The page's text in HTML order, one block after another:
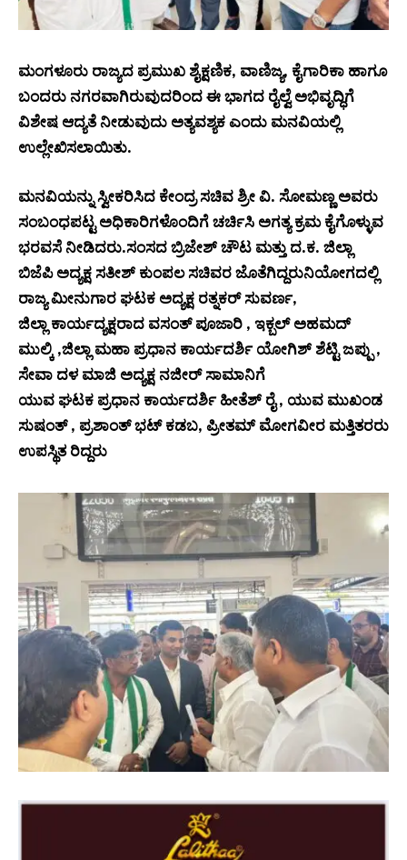
ಮಂಗಳೂರು ರಾಜ್ಯದ ಪ್ರಮುಖ ಶೈಕ್ಷಣಿಕ, ವಾಣಿಜ್ಯ, ಕೈಗಾರಿಕಾ ಹಾಗೂ
ಬಂದರು ನಗರವಾಗಿರುವುದರಿಂದ ಈ ಭಾಗದ ರೈಲ್ವೆ ಅಭಿವೃದ್ಧಿಗೆ
ವಿಶೇಷ ಆದ್ಯತೆ ನೀಡುವುದು ಅತ್ಯವಶ್ಯಕ ಎಂದು ಮನವಿಯಲ್ಲಿ
ಉಲ್ಲೇಖಿಸಲಾಯಿತು.
ಮನವಿಯನ್ನು ಸ್ವೀಕರಿಸಿದ ಕೇಂದ್ರ ಸಚಿವ ಶ್ರೀ ವಿ. ಸೋಮಣ್ಣ ಅವರು
ಸಂಬಂಧಪಟ್ಟ ಅಧಿಕಾರಿಗಳೊಂದಿಗೆ ಚರ್ಚಿಸಿ ಅಗತ್ಯ ಕ್ರಮ ಕೈಗೊಳ್ಳುವ
ಭರವಸೆ ನೀಡಿದರು.ಸಂಸದ ಬ್ರಿಜೇಶ್ ಚೌಟ ಮತ್ತು ದ.ಕ. ಜಿಲ್ಲಾ
ಬಿಜೆಪಿ ಅದ್ಯಕ್ಷ ಸತೀಶ್ ಕುಂಪಲ ಸಚಿವರ ಜೊತೆಗಿದ್ದರುನಿಯೋಗದಲ್ಲಿ
ರಾಜ್ಯ ಮೀನುಗಾರ ಘಟಕ ಅದ್ಯಕ್ಷ ರತ್ನಕರ್ ಸುವರ್ಣ,
ಜಿಲ್ಲಾ ಕಾರ್ಯದ್ಯಕ್ಷರಾದ ವಸಂತ್ ಪೂಜಾರಿ , ಇಕ್ಬಲ್ ಅಹಮದ್
ಮುಲ್ಕಿ ,ಜಿಲ್ಲಾ ಮಹಾ ಪ್ರಧಾನ ಕಾರ್ಯದರ್ಶಿ ಯೋಗಿಶ್ ಶೆಟ್ಟಿ ಜಪ್ಪು ,
ಸೇವಾ ದಳ ಮಾಜಿ ಅದ್ಯಕ್ಷ ನಜೀರ್ ಸಾಮಾನಿಗೆ
ಯುವ ಘಟಕ ಪ್ರಧಾನ ಕಾರ್ಯದರ್ಶಿ ಹೀತೆಶ್ ರೈ , ಯುವ ಮುಖಂಡ
ಸುಷಂತ್ , ಪ್ರಶಾಂತ್ ಭಟ್ ಕಡಬ, ಪ್ರೀತಮ್ ಮೋಗವೀರ ಮತ್ತಿತರರು
ಉಪಸ್ಥಿತ ರಿದ್ದರು